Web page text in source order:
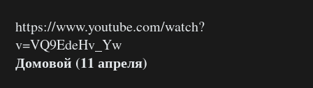
https://www.youtube.com/watch?
v=VQ9EdeHv_Yw
Домовой (11 апреля)